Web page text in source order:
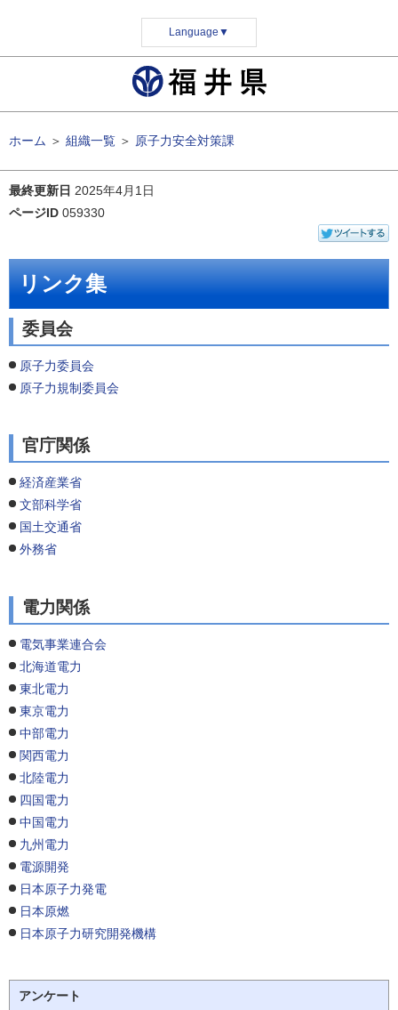
Language ▼
ホーム ＞ 組織一覧 ＞ 原子力安全対策課
最終更新日 2025年4月1日
ページID 059330
リンク集
委員会
原子力委員会
原子力規制委員会
官庁関係
経済産業省
文部科学省
国土交通省
外務省
電力関係
電気事業連合会
北海道電力
東北電力
東京電力
中部電力
関西電力
北陸電力
四国電力
中国電力
九州電力
電源開発
日本原子力発電
日本原燃
日本原子力研究開発機構
アンケート